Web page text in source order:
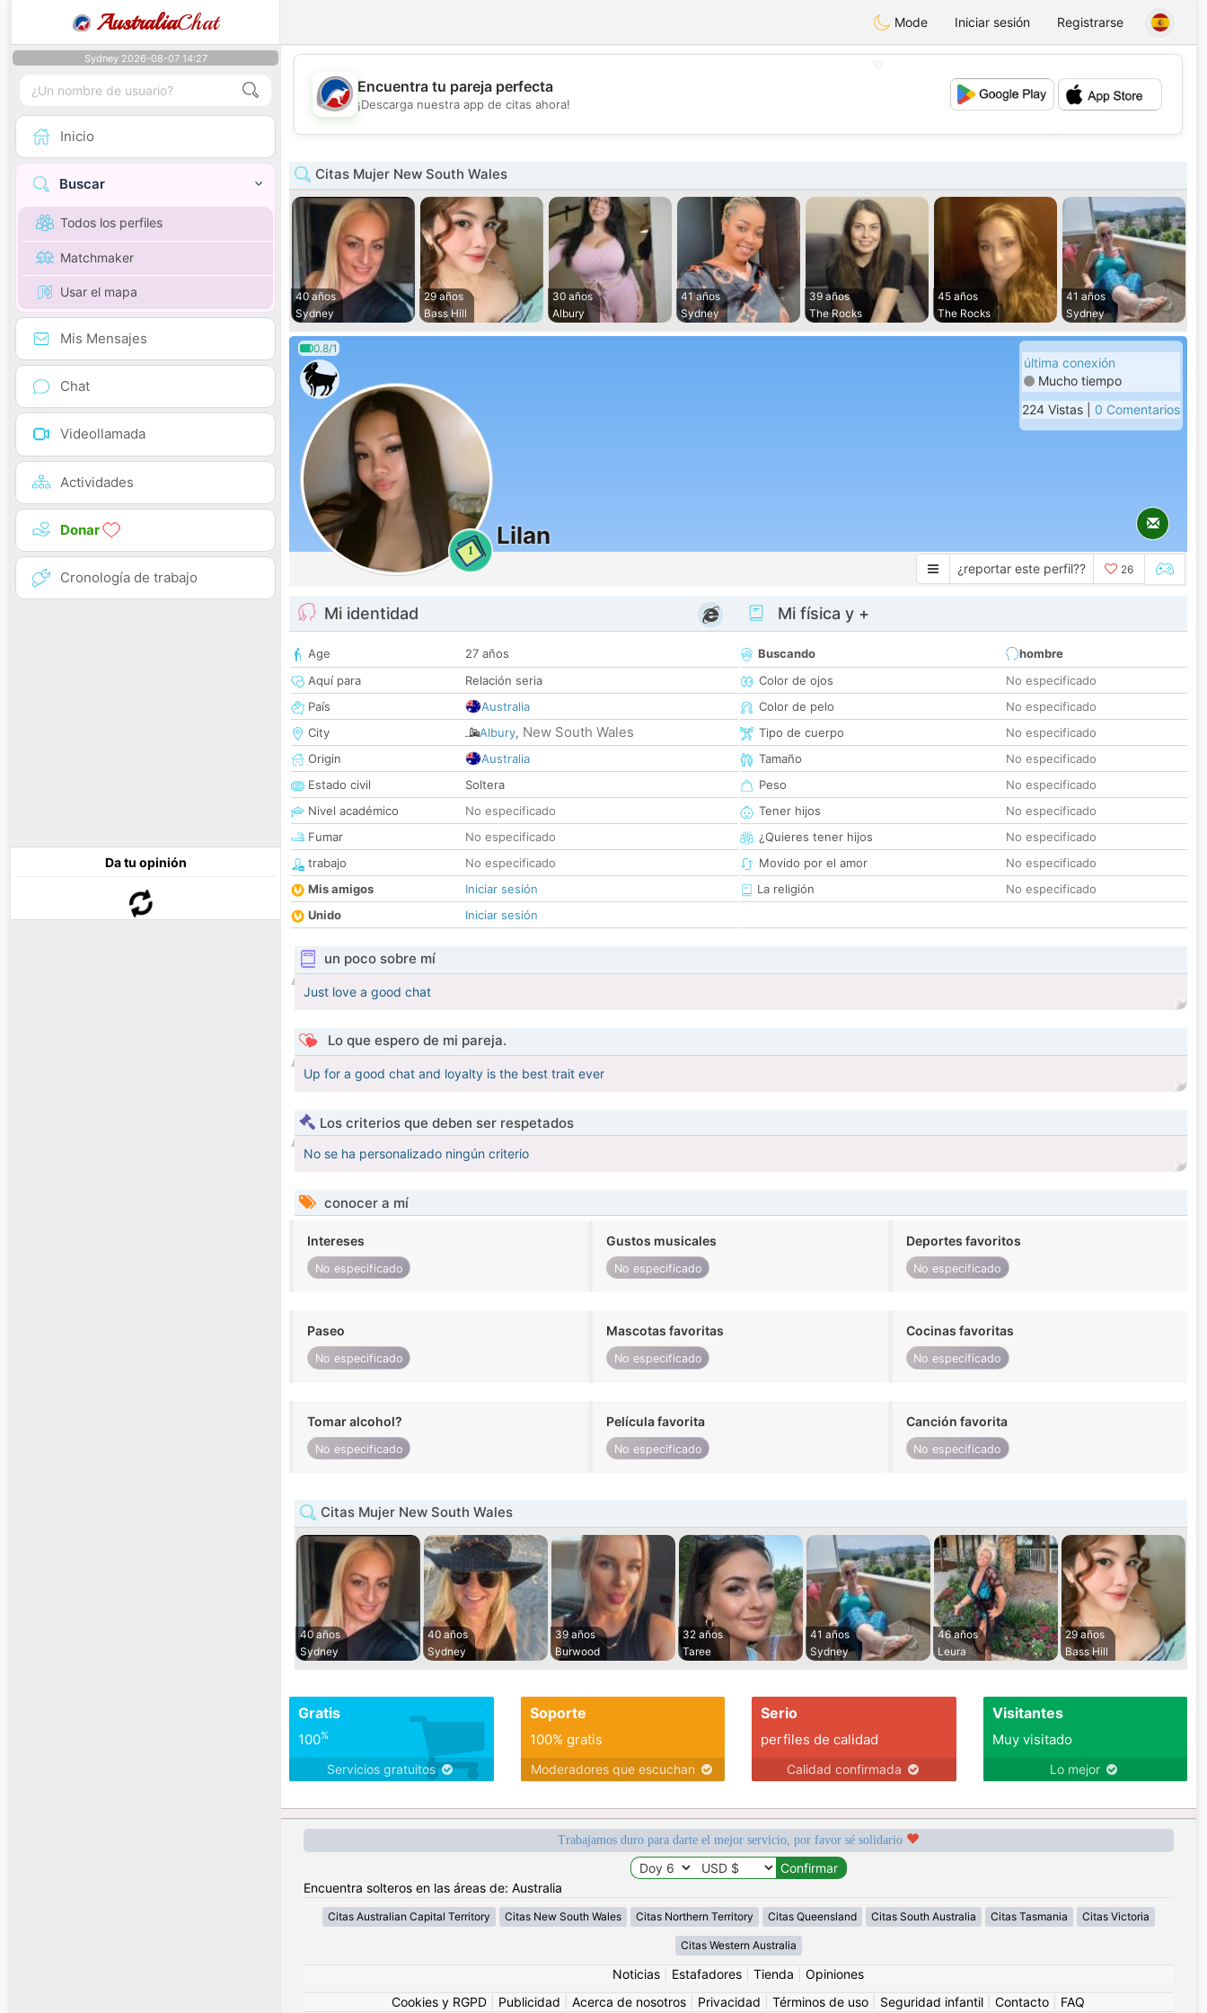
AustraliaChat Mode Iniciar sesión Registrarse
Sydney 2026-08-07 14:27
Inicio
Buscar
Todos los perfiles
Matchmaker
Usar el mapa
Mis Mensajes
Chat
Videollamada
Actividades
Donar
Cronología de trabajo
Da tu opinión
💖
Encuentra tu pareja perfecta
¡Descarga nuestra app de citas ahora!
Citas Mujer New South Wales
40 años
Sydney
29 años
Bass Hill
30 años
Albury
41 años
Sydney
39 años
The Rocks
45 años
The Rocks
41 años
Sydney
0.8/1
1
Lilan
última conexión
Mucho tiempo
224 Vistas | 0 Comentarios
¿reportar este perfil?? 26
Mi identidad
Age
27 años
Aquí para
Relación seria
País
Australia
City
Albury, New South Wales
Origin
Australia
Estado civil
Soltera
Nivel académico
No especificado
Fumar
No especificado
trabajo
No especificado
Mis amigos
Iniciar sesión
Unido
Iniciar sesión
Mi física y +
Buscando
hombre
Color de ojos
No especificado
Color de pelo
No especificado
Tipo de cuerpo
No especificado
Tamaño
No especificado
Peso
No especificado
Tener hijos
No especificado
¿Quieres tener hijos
No especificado
Movido por el amor
No especificado
La religión
No especificado
un poco sobre mí
Just love a good chat
Lo que espero de mi pareja.
Up for a good chat and loyalty is the best trait ever
Los criterios que deben ser respetados
No se ha personalizado ningún criterio
conocer a mí
Intereses
No especificado
Gustos musicales
No especificado
Deportes favoritos
No especificado
Paseo
No especificado
Mascotas favoritas
No especificado
Cocinas favoritas
No especificado
Tomar alcohol?
No especificado
Película favorita
No especificado
Canción favorita
No especificado
Citas Mujer New South Wales
40 años
Sydney
40 años
Sydney
39 años
Burwood
32 años
Taree
41 años
Sydney
46 años
Leura
29 años
Bass Hill
Gratis
100%
Servicios gratuitos
Soporte
100% gratis
Moderadores que escuchan
Serio
perfiles de calidad
Calidad confirmada
Visitantes
Muy visitado
Lo mejor
Trabajamos duro para darte el mejor servicio, por favor sé solidario
Encuentra solteros en las áreas de: Australia
Citas Australian Capital Territory Citas New South Wales Citas Northern Territory Citas Queensland Citas South Australia Citas Tasmania Citas Victoria
Citas Western Australia
Noticias Estafadores Tienda
Opiniones
Cookies y RGPD
Publicidad Acerca de nosotros Privacidad Términos de uso Seguridad infantil Contacto FAQ